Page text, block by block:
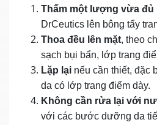
Thấm một lượng vừa đủ
DrCeutics lên bông tẩy
Thoa đều lên mặt, theo
sạch bụi bẩn, lớp trang
Lặp lại nếu cần thiết, đặc
da có lớp trang điểm dày.
Không cần rửa lại với
với các bước dưỡng da